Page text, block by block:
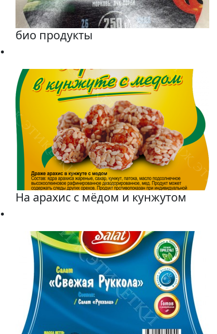
био продукты
На арахис с мёдом и кунжутом